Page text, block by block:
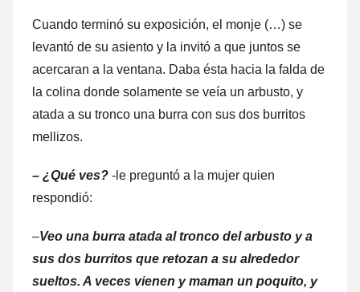
Cuando terminó su exposición, el monje (…) se
levantó de su asiento y la invitó a que juntos se
acercaran a la ventana. Daba ésta hacia la falda de
la colina donde solamente se veía un arbusto, y
atada a su tronco una burra con sus dos burritos
mellizos.
– ¿Qué ves? -le preguntó a la mujer quien
respondió:
–Veo una burra atada al tronco del arbusto y a
sus dos burritos que retozan a su alrededor
sueltos. A veces vienen y maman un poquito, y